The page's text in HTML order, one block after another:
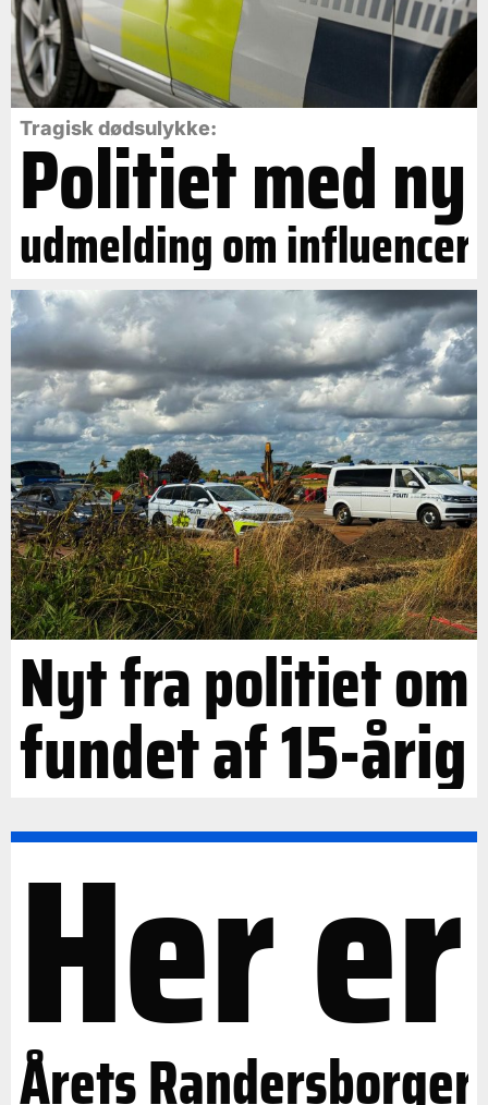
Tragisk dødsulykke:
Politiet med ny
udmelding om influencer
Nyt fra politiet om
fundet af 15-årig
Her er
Årets Randersborger